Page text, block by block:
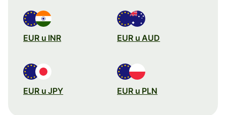
EUR u INR EUR u AUD
EUR u JPY EUR u PLN